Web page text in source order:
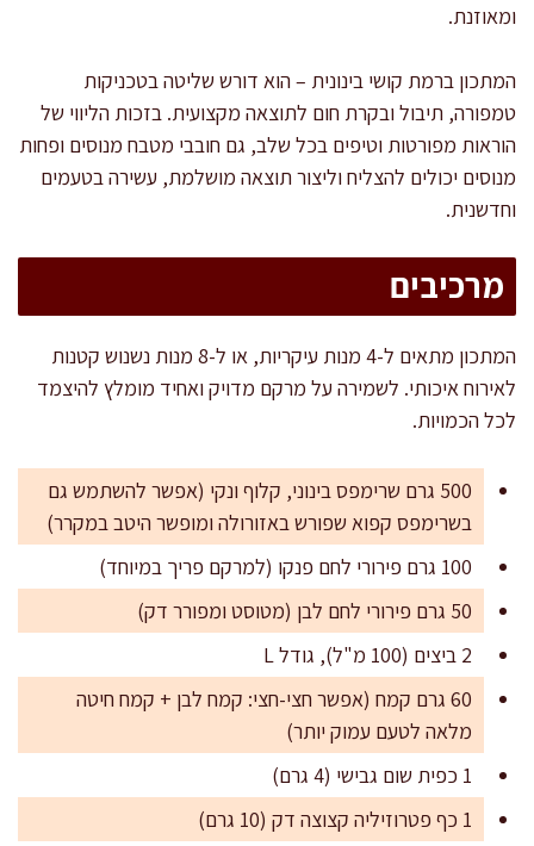
ומאוזנת.
המתכון ברמת קושי בינונית – הוא דורש שליטה בטכניקות
טמפורה, תיבול ובקרת חום לתוצאה מקצועית. בזכות הליווי של
הוראות מפורטות וטיפים בכל שלב, גם חובבי מטבח מנוסים ופחות
מנוסים יכולים להצליח וליצור תוצאה מושלמת, עשירה בטעמים
וחדשנית.
מרכיבים
המתכון מתאים ל-4 מנות עיקריות, או ל-8 מנות נשנוש קטנות
לאירוח איכותי. לשמירה על מרקם מדויק ואחיד מומלץ להיצמד
לכל הכמויות.
500 גרם שרימפס בינוני, קלוף ונקי (אפשר להשתמש גם
בשרימפס קפוא שפורש באזורולה ומופשר היטב במקרר)
100 גרם פירורי לחם פנקו (למרקם פריך במיוחד)
50 גרם פירורי לחם לבן (מטוסט ומפורר דק)
2 ביצים (100 מ"ל), גודל L
60 גרם קמח (אפשר חצי-חצי: קמח לבן + קמח חיטה
מלאה לטעם עמוק יותר)
1 כפית שום גבישי (4 גרם)
1 כף פטרוזיליה קצוצה דק (10 גרם)